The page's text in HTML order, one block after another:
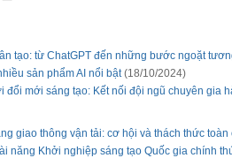
tạo: từ ChatGPT đến những bước ngoặt
sản phẩm AI nổi bật(18/10/2024)
đổi mới sáng tạo: Kết nối đội ngũ chuyên gia
giao thông vận tải: cơ hội và thách thức toàn
năng Khởi nghiệp sáng tạo Quốc gia chính